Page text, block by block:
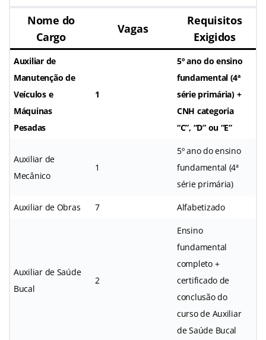
Nome do
Cargo
Vagas
Requisitos
Exigidos
Auxiliar de
Manutenção de
Veículos e
Máquinas
Pesadas
1
5º ano do ensino
fundamental (4ª
série primária) +
CNH categoria
“C”, “D” ou “E”
Auxiliar de
Mecânico
1
5º ano do ensino
fundamental (4ª
série primária)
Auxiliar de Obras 7 Alfabetizado
Auxiliar de Saúde
Bucal
2
Ensino
fundamental
completo +
certificado de
conclusão do
curso de Auxiliar
de Saúde Bucal